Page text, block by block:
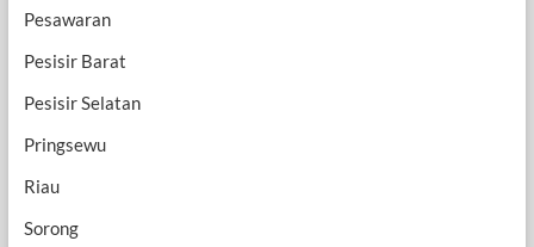
Pesawaran
Pesisir Barat
Pesisir Selatan
Pringsewu
Riau
Sorong